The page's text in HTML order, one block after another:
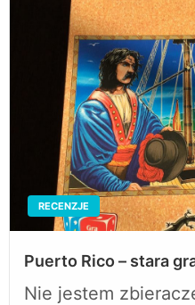
RECENZJE
Puerto Rico – stara
Nie jestem